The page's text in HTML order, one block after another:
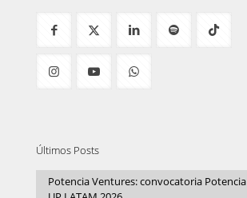
Últimos Posts
Potencia Ventures: convocatoria Potencia